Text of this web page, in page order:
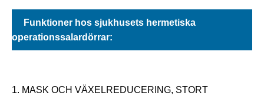
Funktioner hos sjukhusets hermetiska
operationssalardörrar:
1. MASK OCH VÄXELREDUCERING, STORT